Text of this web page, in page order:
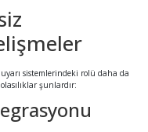
sistemlerindeki rolü daha da
şunlardır: